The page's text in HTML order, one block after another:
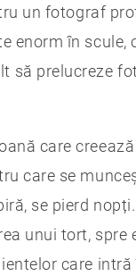
un fotograf
enorm în scule,
să prelucreze
care
care se
se pierd
unui tort, spre
care intră